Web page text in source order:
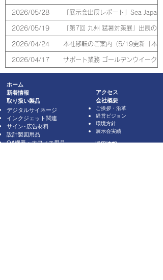
2026/05/28 「展示会出展レポート」Sea
2026/05/19 「第7回 九州 猛暑対策展」出展のご
2026/04/24 本社移転のご案内（5/19更新「本
2026/04/17 サポート業務 ゴールデンウイーク休
ホーム
新着情報
取り扱い製品
デジタルサイネージ
インクジェット関連
サイン･広告材料
設計製図用品
OA機器・オフィス用品
アクセス
会社概要
ご挨拶・沿革
経営ビジョン
環境方針
展示会実績
採用情報